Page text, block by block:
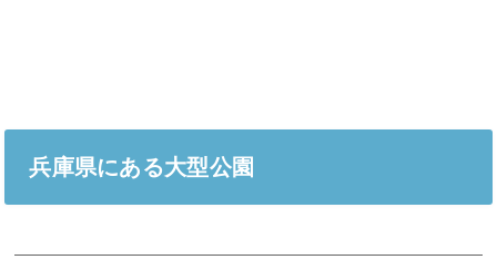
兵庫県にある大型公園